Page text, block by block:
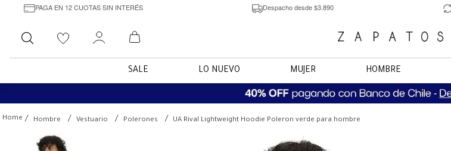
PAGA EN 12 CUOTAS SIN INTERÉS Despacho desde $3.890
Buscar
SALE LO NUEVO MUJER HOMBRE
Hombre Vestuario Polerones UA Rival Lightweight Hoodie Poleron verde para hombre